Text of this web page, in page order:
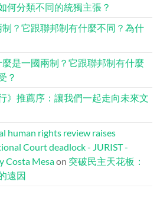
何分類不同的統獨主張？
？它跟聯邦制有什麼不同？為什
麼是一國兩制？它跟聯邦制有什麼
？
》推薦序：讓我們一起走向未來文
human rights review raises
Court deadlock - JURIST -
Costa Mesaon 突破民主天花板：
遠因